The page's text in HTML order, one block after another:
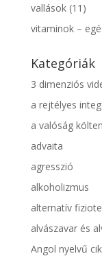
vallások(11)
vitaminok –
Kategóriák
3 dimenziós
a rejtélyes
a valóság
advaita
agresszió
alkoholizmus
alternatív
alvászavar és
Angol nyelvű